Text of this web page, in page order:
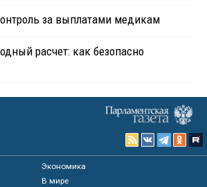
за выплатами медикам
расчет: как безопасно
Экономика
В мире